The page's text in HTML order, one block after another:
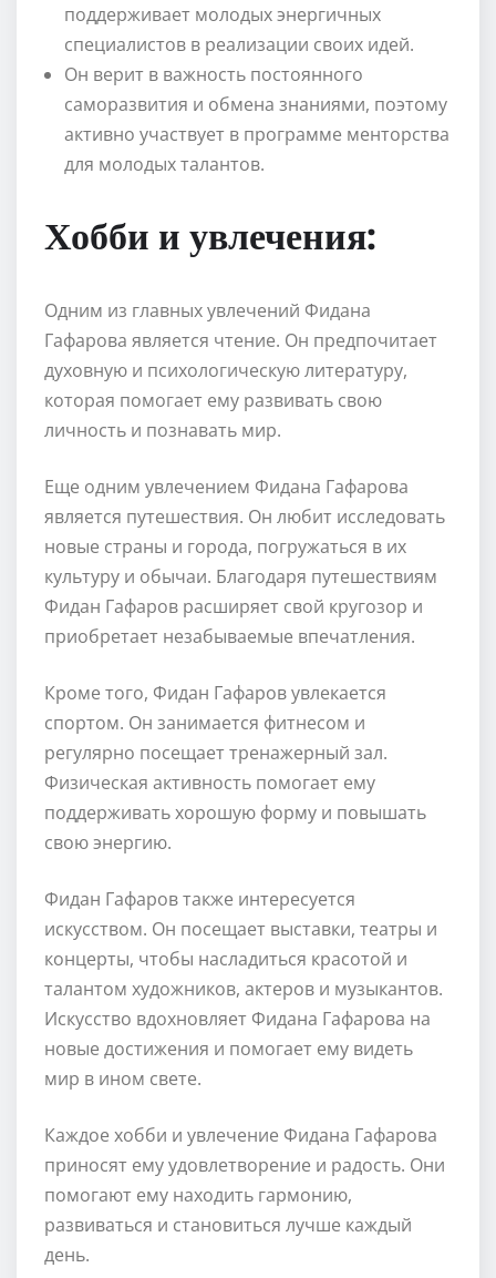
поддерживает молодых энергичных
специалистов в реализации своих идей.
Он верит в важность постоянного
саморазвития и обмена знаниями, поэтому
активно участвует в программе менторства
для молодых талантов.
Хобби и увлечения:
Одним из главных увлечений Фидана
Гафарова является чтение. Он предпочитает
духовную и психологическую литературу,
которая помогает ему развивать свою
личность и познавать мир.
Еще одним увлечением Фидана Гафарова
является путешествия. Он любит исследовать
новые страны и города, погружаться в их
культуру и обычаи. Благодаря путешествиям
Фидан Гафаров расширяет свой кругозор и
приобретает незабываемые впечатления.
Кроме того, Фидан Гафаров увлекается
спортом. Он занимается фитнесом и
регулярно посещает тренажерный зал.
Физическая активность помогает ему
поддерживать хорошую форму и повышать
свою энергию.
Фидан Гафаров также интересуется
искусством. Он посещает выставки, театры и
концерты, чтобы насладиться красотой и
талантом художников, актеров и музыкантов.
Искусство вдохновляет Фидана Гафарова на
новые достижения и помогает ему видеть
мир в ином свете.
Каждое хобби и увлечение Фидана Гафарова
приносят ему удовлетворение и радость. Они
помогают ему находить гармонию,
развиваться и становиться лучше каждый
день.